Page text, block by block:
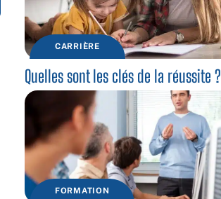
CARRIÈRE
Quelles sont les clés de la réussite ?
FORMATION